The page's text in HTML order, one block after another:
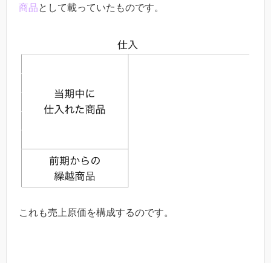
商品として載っていたものです。
これも売上原価を構成するのです。